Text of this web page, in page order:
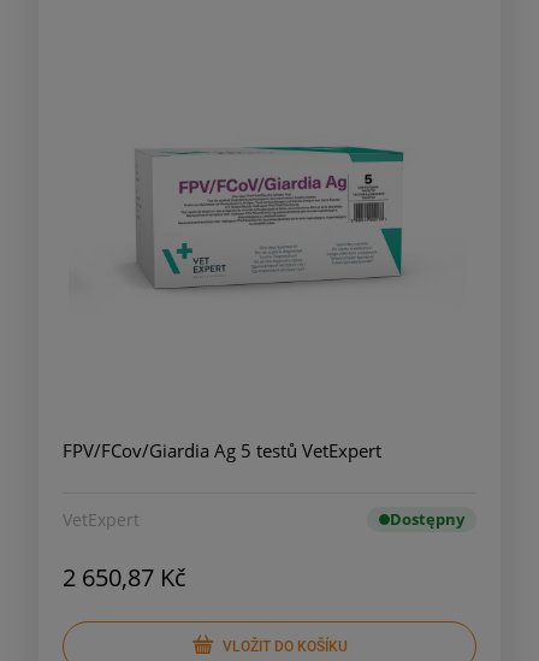
FPV/FCov/Giardia Ag 5 testů VetExpert
VetExpert Dostępny
2 650,87 Kč
VLOŽIT DO KOŠÍKU